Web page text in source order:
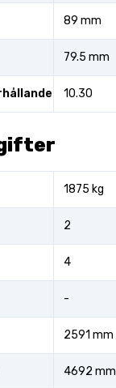
89 mm
79.5 mm
10.30
1875 kg
2
4
-
2591 mm
4692 mm